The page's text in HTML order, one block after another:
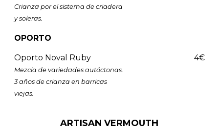
Crianza por el sistema de criadera
y soleras.
OPORTO
Oporto Noval Ruby
Mezcla de variedades autóctonas.
3 años de crianza en barricas
viejas.
4€
ARTISAN VERMOUTH